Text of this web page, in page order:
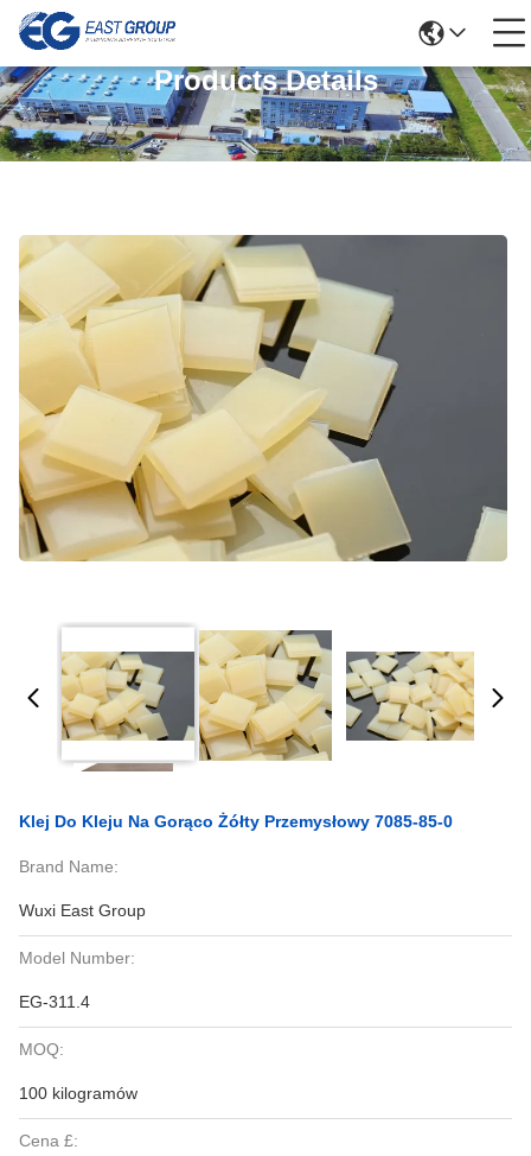
Products Details
Klej Do Kleju Na Gorąco Żółty Przemysłowy 7085-85-0
Brand Name:
Wuxi East Group
Model Number:
EG-311.4
MOQ:
100 kilogramów
Cena £: